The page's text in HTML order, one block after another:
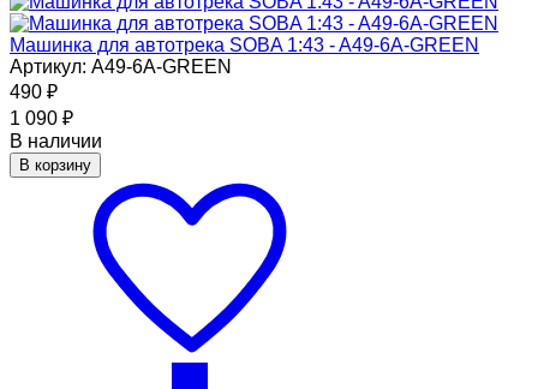
Машинка для автотрека SOBA 1:43 - A49-6A-GREEN
Артикул: A49-6A-GREEN
490 ₽
1 090 ₽
В наличии
В корзину